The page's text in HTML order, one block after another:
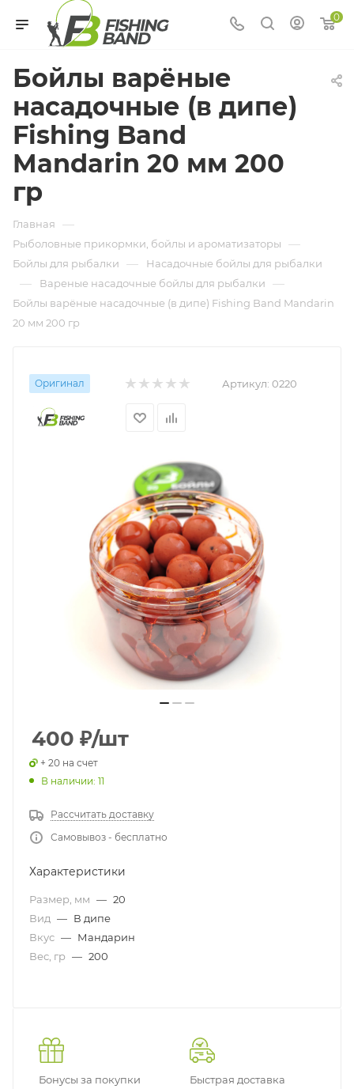
0
Бойлы варёные
насадочные (в дипе)
Fishing Band
Mandarin 20 мм 200
гр
Главная —
Рыболовные прикормки, бойлы и ароматизаторы —
Бойлы для рыбалки — Насадочные бойлы для рыбалки
— Вареные насадочные бойлы для рыбалки —
Бойлы варёные насадочные (в дипе) Fishing Band Mandarin
20 мм 200 гр
Оригинал Артикул: 0220
400 ₽/шт
+ 20 на счет
В наличии: 11
Рассчитать доставку
Самовывоз - бесплатно
Характеристики
Размер, мм — 20
Вид — В дипе
Вкус — Мандарин
Вес, гр — 200
Бонусы за покупки
Быстрая доставка